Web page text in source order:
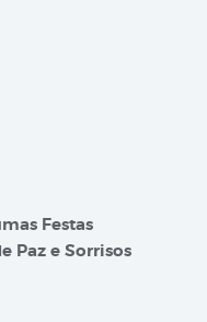
Festas
Paz e Sorrisos